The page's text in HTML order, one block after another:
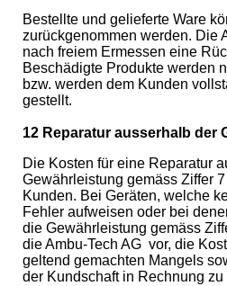
Bestellte und gelieferte Ware
zurückgenommen werden. Die
nach freiem Ermessen eine
Beschädigte Produkte werden
bzw. werden dem Kunden
gestellt.
12 Reparatur ausserhalb der
Die Kosten für eine Reparatur
Gewährleistung gemäss Ziffer
Kunden. Bei Geräten, welche
Fehler aufweisen oder bei
die Gewährleistung gemäss
die Ambu-Tech AG vor, die
geltend gemachten Mangels
der Kundschaft in Rechnung zu